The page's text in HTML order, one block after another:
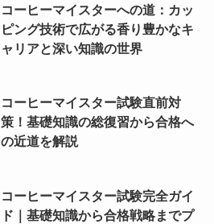
コーヒーマイスターへの道：カッ
ピング技術で広がる香り豊かなキ
ャリアと深い知識の世界
コーヒーマイスター試験直前対
策！基礎知識の総復習から合格へ
の近道を解説
コーヒーマイスター試験完全ガイ
ド｜基礎知識から合格戦略までプ